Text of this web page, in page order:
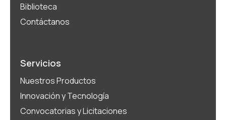
Biblioteca
Contáctanos
Servicios
Nuestros Productos
Innovación y Tecnología
Convocatorias y Licitaciones